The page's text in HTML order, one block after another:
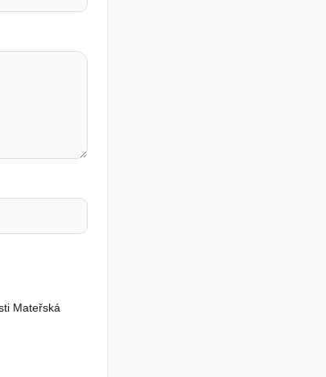
Mateřská